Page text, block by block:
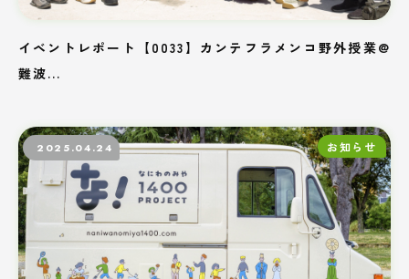
イベントレポート【0033】カンテフラメンコ野外授業@
難波...
2025.04.24 お知らせ